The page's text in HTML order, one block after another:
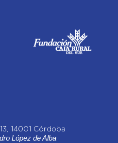
14001 Córdoba
López de Alba